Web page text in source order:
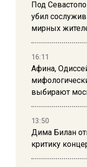
Под
убил
мирных
16:11
Афина,
выбирают
13:50
Дима Билан
критику